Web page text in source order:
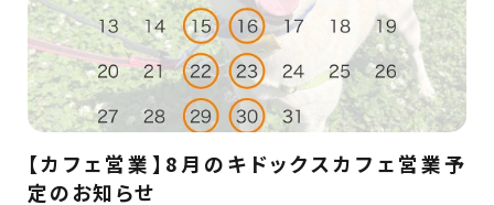
【カフェ営業】8月のキドックスカフェ営業予
定のお知らせ